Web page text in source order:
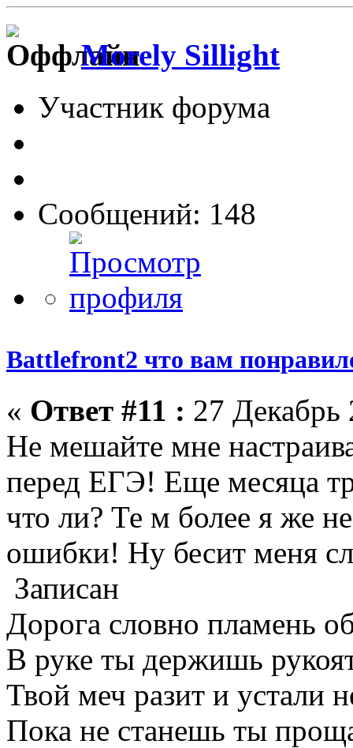
Morely Sillight
Участник форума
Сообщений: 148
Battlefront2 что вам
« Ответ #11 : 27 Декабрь
Не мешайте мне
перед ЕГЭ! Еще месяца
что ли? Те м более я же
ошибки! Ну бесит меня
Записан
Дорога словно пламень
В руке ты держишь
Твой меч разит и устали
Пока не станешь ты